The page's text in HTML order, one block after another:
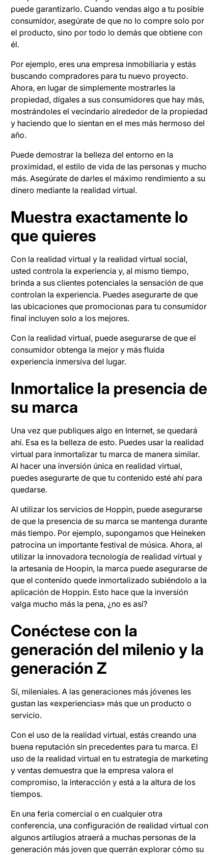
puede garantizarlo. Cuando vendas algo a tu posible
consumidor, asegúrate de que no lo compre solo por
el producto, sino por todo lo demás que obtiene con
él.
Por ejemplo, eres una empresa inmobiliaria y estás
buscando compradores para tu nuevo proyecto.
Ahora, en lugar de simplemente mostrarles la
propiedad, dígales a sus consumidores que hay más,
mostrándoles el vecindario alrededor de la propiedad
y haciendo que lo sientan en el mes más hermoso del
año.
Puede demostrar la belleza del entorno en la
proximidad, el estilo de vida de las personas y mucho
más. Asegúrate de darles el máximo rendimiento a su
dinero mediante la realidad virtual.
Muestra exactamente lo
que quieres
Con la realidad virtual y la realidad virtual social,
usted controla la experiencia y, al mismo tiempo,
brinda a sus clientes potenciales la sensación de que
controlan la experiencia. Puedes asegurarte de que
las ubicaciones que promocionas para tu consumidor
final incluyen solo a los mejores.
Con la realidad virtual, puede asegurarse de que el
consumidor obtenga la mejor y más fluida
experiencia inmersiva del lugar.
Inmortalice la presencia de
su marca
Una vez que publiques algo en Internet, se quedará
ahí. Esa es la belleza de esto. Puedes usar la realidad
virtual para inmortalizar tu marca de manera similar.
Al hacer una inversión única en realidad virtual,
puedes asegurarte de que tu contenido esté ahí para
quedarse.
Al utilizar los servicios de Hoppin, puede asegurarse
de que la presencia de su marca se mantenga durante
más tiempo. Por ejemplo, supongamos que Heineken
patrocina un importante festival de música. Ahora, al
utilizar la innovadora tecnología de realidad virtual y
la artesanía de Hoopin, la marca puede asegurarse de
que el contenido quede inmortalizado subiéndolo a la
aplicación de Hoppin. Esto hace que la inversión
valga mucho más la pena, ¿no es así?
Conéctese con la
generación del milenio y la
generación Z
Sí, mileniales. A las generaciones más jóvenes les
gustan las «experiencias» más que un producto o
servicio.
Con el uso de la realidad virtual, estás creando una
buena reputación sin precedentes para tu marca. El
uso de la realidad virtual en tu estrategia de marketing
y ventas demuestra que la empresa valora el
compromiso, la interacción y está a la altura de los
tiempos.
En una feria comercial o en cualquier otra
conferencia, una configuración de realidad virtual con
algunos artilugios atraerá a muchas personas de la
generación más joven que querrán explorar cómo su